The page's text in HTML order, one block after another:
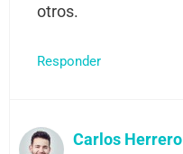
otros.
Responder
Carlos Herrero